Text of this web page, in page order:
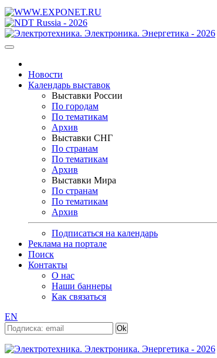
Новости
Календарь выставок
Выставки России
По городам
По тематикам
Архив
Выставки СНГ
По странам
По тематикам
Архив
Выставки Мира
По странам
По тематикам
Архив
Подписаться на календарь
Реклама на портале
Поиск
Контакты
О нас
Наши баннеры
Как связаться
EN